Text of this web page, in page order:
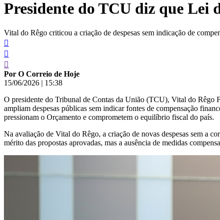
conteúdo
Presidente do TCU diz que Lei
Vital do Rêgo criticou a criação de despesas sem indicação de
Por O Correio de Hoje
15/06/2026 | 15:38
O presidente do Tribunal de Contas da União (TCU), Vital do Rêgo
ampliam despesas públicas sem indicar fontes de compensação
pressionam o Orçamento e comprometem o equilíbrio fiscal do país.
Na avaliação de Vital do Rêgo, a criação de novas despesas sem a
mérito das propostas aprovadas, mas a ausência de medidas